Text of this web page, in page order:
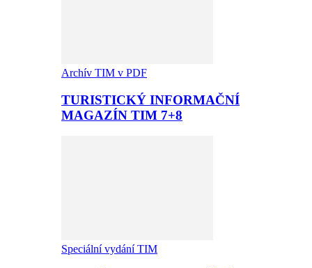
Archív TIM v PDF
TURISTICKÝ INFORMAČNÍ
MAGAZÍN TIM 7+8
Speciální vydání TIM